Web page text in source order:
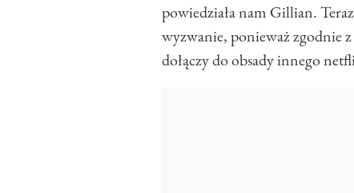
powiedziała nam Gillian.
wyzwanie, ponieważ zgodnie
dołączy do obsady innego